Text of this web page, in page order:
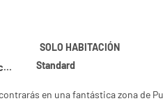
SOLO HABITACIÓN
Standard
en una fantástica zona de